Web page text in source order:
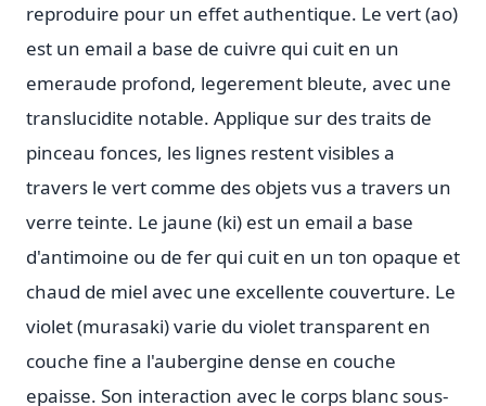
reproduire pour un effet authentique. Le vert (ao)
est un email a base de cuivre qui cuit en un
emeraude profond, legerement bleute, avec une
translucidite notable. Applique sur des traits de
pinceau fonces, les lignes restent visibles a
travers le vert comme des objets vus a travers un
verre teinte. Le jaune (ki) est un email a base
d'antimoine ou de fer qui cuit en un ton opaque et
chaud de miel avec une excellente couverture. Le
violet (murasaki) varie du violet transparent en
couche fine a l'aubergine dense en couche
epaisse. Son interaction avec le corps blanc sous-